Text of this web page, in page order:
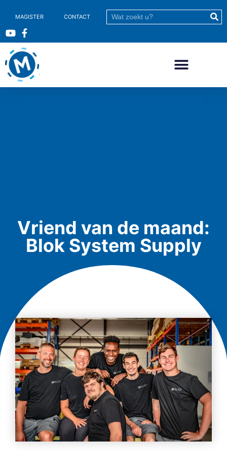
MAGISTER CONTACT
Vriend van de maand:
Blok System Supply